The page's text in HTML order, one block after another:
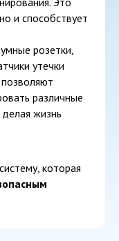
и способствует
розетки,
утечки
различные
жизнь
которая